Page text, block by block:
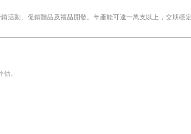
活動、促銷贈品及禮品開發。年產能可達一萬支以上，交期穩
。